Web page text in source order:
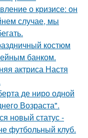
о кризисе: он
случае, мы
костюм
банком.
актриса Настя
де ниро одной
Возраста".
новый статус -
футбольный клуб.